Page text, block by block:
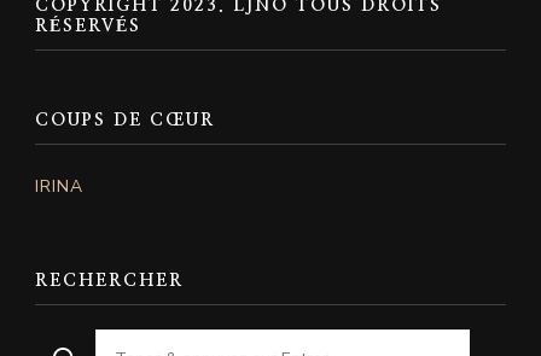
COPYRIGHT 2023. LJNO TOUS DROITS
RÉSERVÉS
COUPS DE CŒUR
IRINA
RECHERCHER